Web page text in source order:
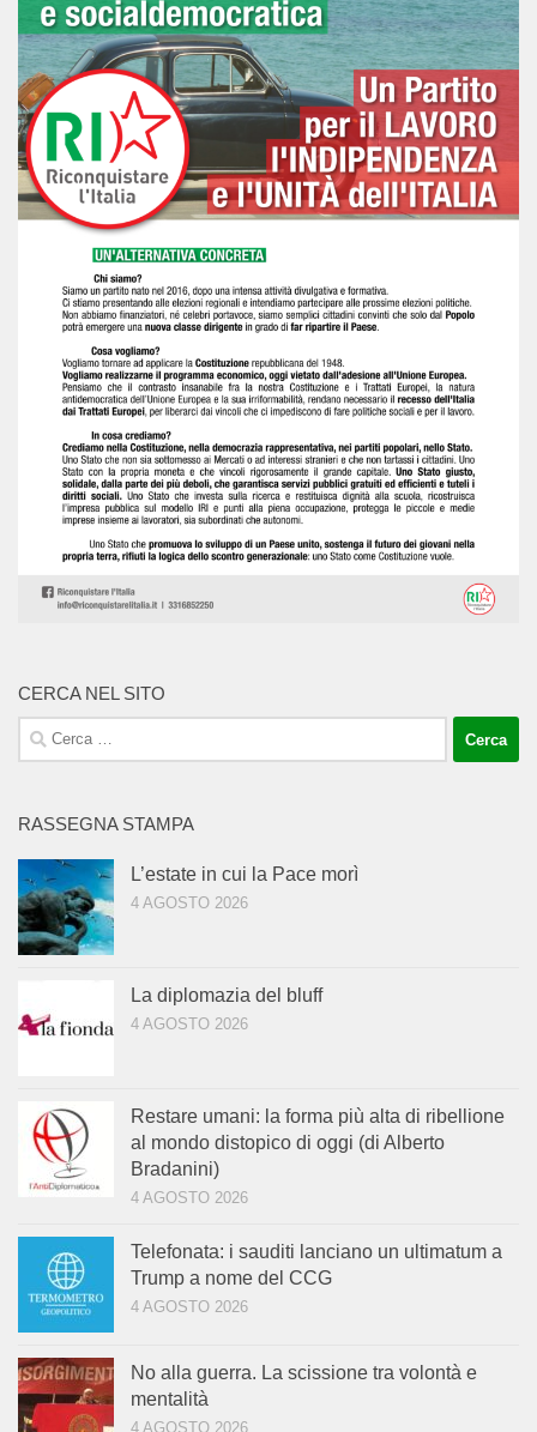
CERCA NEL SITO
Ricerca
per:
RASSEGNA STAMPA
L’estate in cui la Pace morì
4 AGOSTO 2026
La diplomazia del bluff
4 AGOSTO 2026
Restare umani: la forma più alta di ribellione
al mondo distopico di oggi (di Alberto
Bradanini)
4 AGOSTO 2026
Telefonata: i sauditi lanciano un ultimatum a
Trump a nome del CCG
4 AGOSTO 2026
No alla guerra. La scissione tra volontà e
mentalità
4 AGOSTO 2026